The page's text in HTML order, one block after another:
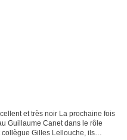
et très noir La prochaine fois
Guillaume Canet dans le rôle
collègue Gilles Lellouche, ils